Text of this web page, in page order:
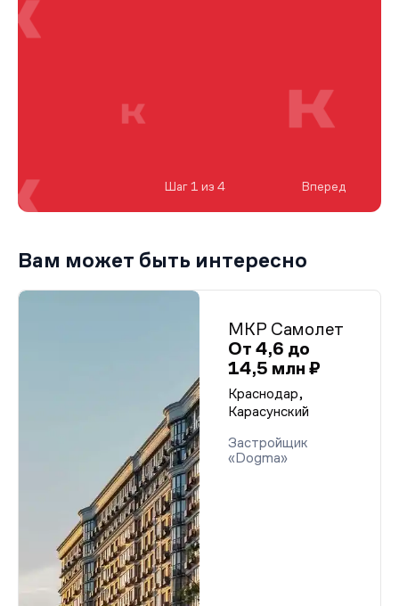
Шаг 1 из 4 Вперед
Вам может быть интересно
МКР Самолет
От 4,6 до
14,5 млн ₽
Краснодар,
Карасунский
Застройщик
«Dogma»